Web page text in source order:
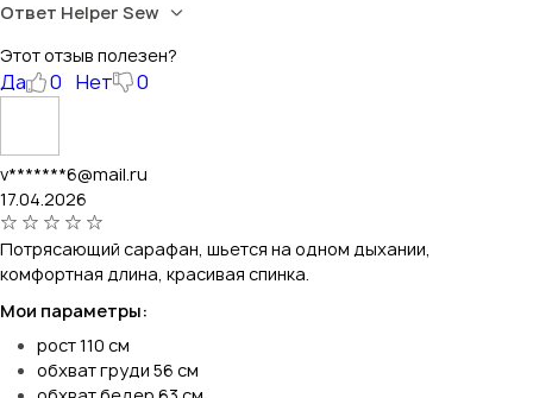
Ответ Helper Sew
Этот отзыв полезен?
Да 0 Нет 0
v*******6@mail.ru
17.04.2026
Потрясающий сарафан, шьется на одном дыхании,
комфортная длина, красивая спинка.
Мои параметры:
рост 110 см
обхват груди 56 см